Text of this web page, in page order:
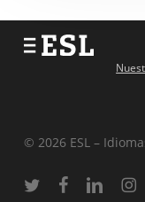
© 2026 ESL –
twitterfacebooklinkedin